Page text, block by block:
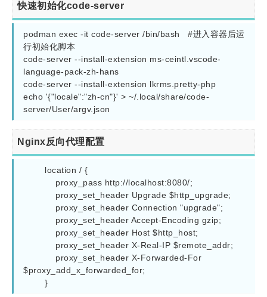
快速初始化code-server
podman exec -it code-server /bin/bash   #进入容器后运
行初始化脚本
code-server --install-extension ms-ceintl.vscode-
language-pack-zh-hans
code-server --install-extension lkrms.pretty-php
echo '{"locale":"zh-cn"}' > ~/.local/share/code-
server/User/argv.json
Nginx反向代理配置
$proxy_add_x_forwarded_for;
        }